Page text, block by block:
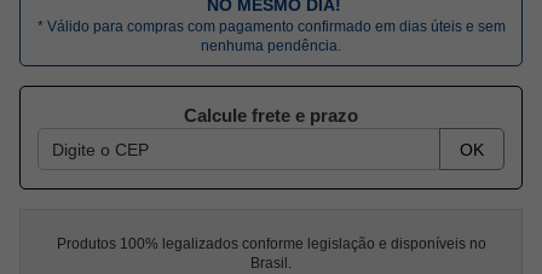
NO MESMO DIA!
* Válido para compras com pagamento confirmado em dias úteis e sem
nenhuma pendência.
Calcule frete e prazo
OK
Produtos 100% legalizados conforme legislação e disponíveis no
Brasil.